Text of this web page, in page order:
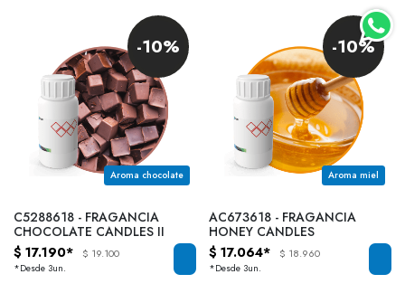
-10%
Aroma chocolate
C5288618 - FRAGANCIA
CHOCOLATE CANDLES II
$ 17.190*
$ 19.100
*Desde 3un.
-10%
Aroma miel
AC673618 - FRAGANCIA
HONEY CANDLES
$ 17.064*
$ 18.960
*Desde 3un.